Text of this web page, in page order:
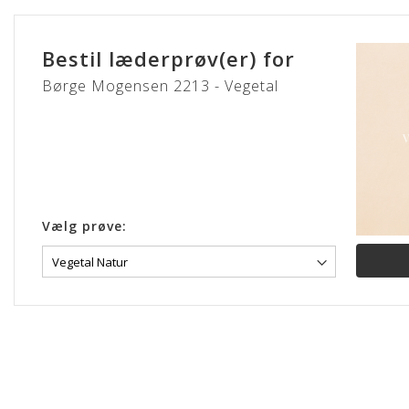
til
Bestil læderprøv(er) for
Børge Mogensen 2213 - Vegetal
Vælg prøve: